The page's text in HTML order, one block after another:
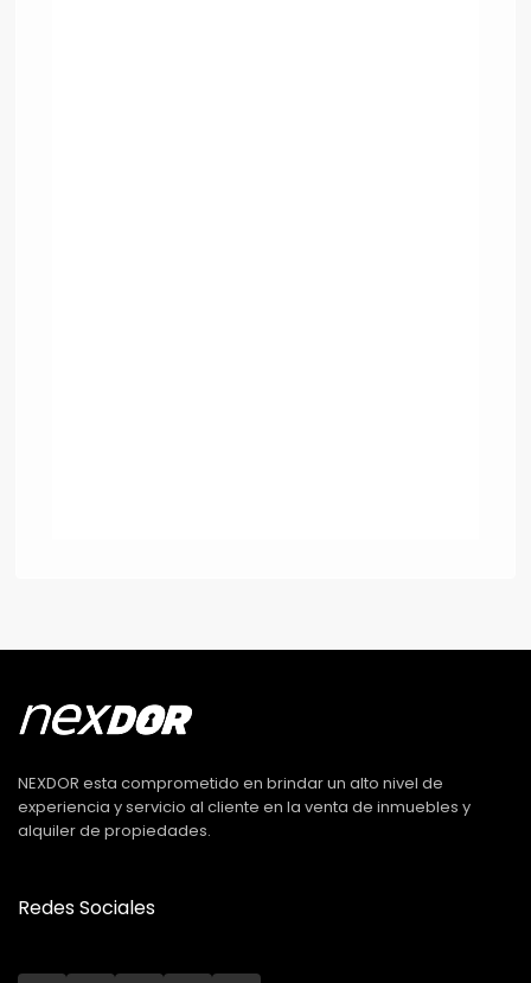
NEXDOR esta comprometido en brindar un alto nivel de
experiencia y servicio al cliente en la venta de inmuebles y
alquiler de propiedades.
Redes Sociales